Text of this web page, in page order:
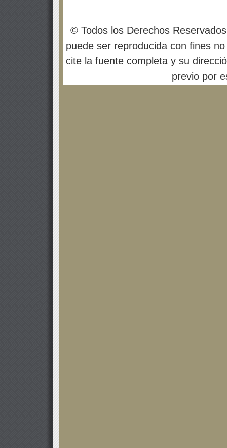
© Todos los Derechos
puede ser reproducida con fines
cite la fuente completa y su
previo por